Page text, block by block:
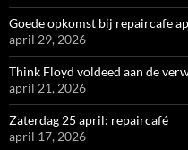
Goede opkomst bij repaircafe
april 29, 2026
Think Floyd voldeed aan de
april 21, 2026
Zaterdag 25 april: repaircafé
april 17, 2026